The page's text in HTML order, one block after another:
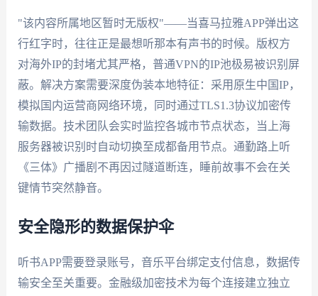
"该内容所属地区暂时无版权"——当喜马拉雅APP弹出这
行红字时，往往正是最想听那本有声书的时候。版权方
对海外IP的封堵尤其严格，普通VPN的IP池极易被识别屏
蔽。解决方案需要深度伪装本地特征：采用原生中国IP，
模拟国内运营商网络环境，同时通过TLS1.3协议加密传
输数据。技术团队会实时监控各城市节点状态，当上海
服务器被识别时自动切换至成都备用节点。通勤路上听
《三体》广播剧不再因过隧道断连，睡前故事不会在关
键情节突然静音。
安全隐形的数据保护伞
听书APP需要登录账号，音乐平台绑定支付信息，数据传
输安全至关重要。金融级加密技术为每个连接建立独立